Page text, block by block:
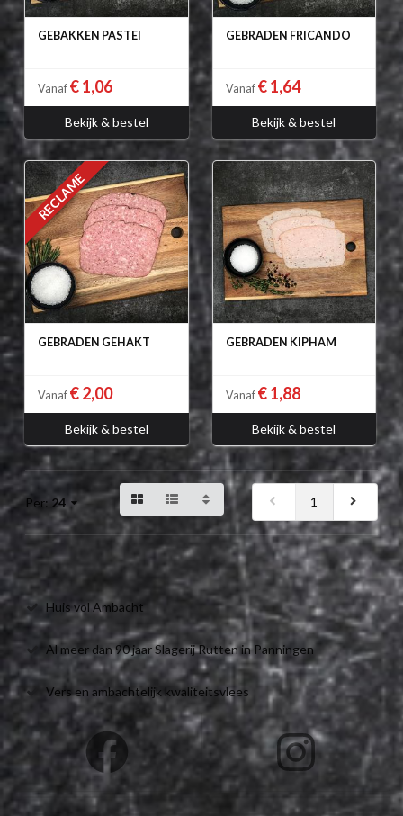
GEBAKKEN PASTEI
Vanaf € 1,06
Bekijk & bestel
GEBRADEN FRICANDO
Vanaf € 1,64
Bekijk & bestel
RECLAME
GEBRADEN GEHAKT
Vanaf € 2,00
Bekijk & bestel
GEBRADEN KIPHAM
Vanaf € 1,88
Bekijk & bestel
Per: 24 1
Huis vol Ambacht
Al meer dan 90 jaar Slagerij Rutten in Panningen
Vers en ambachtelijk kwaliteitsvlees